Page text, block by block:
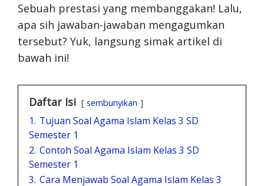
Sebuah prestasi yang membanggakan! Lalu,
apa sih jawaban-jawaban mengagumkan
tersebut? Yuk, langsung simak artikel di
bawah ini!
Daftar Isi sembunyikan
1. Tujuan Soal Agama Islam Kelas 3 SD
Semester 1
2. Contoh Soal Agama Islam Kelas 3 SD
Semester 1
3. Cara Menjawab Soal Agama Islam Kelas 3